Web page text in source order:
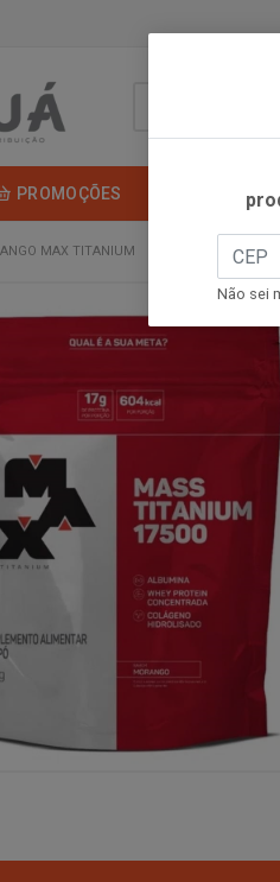
PROMOÇÕES
MAX TITANIUM
Não sei